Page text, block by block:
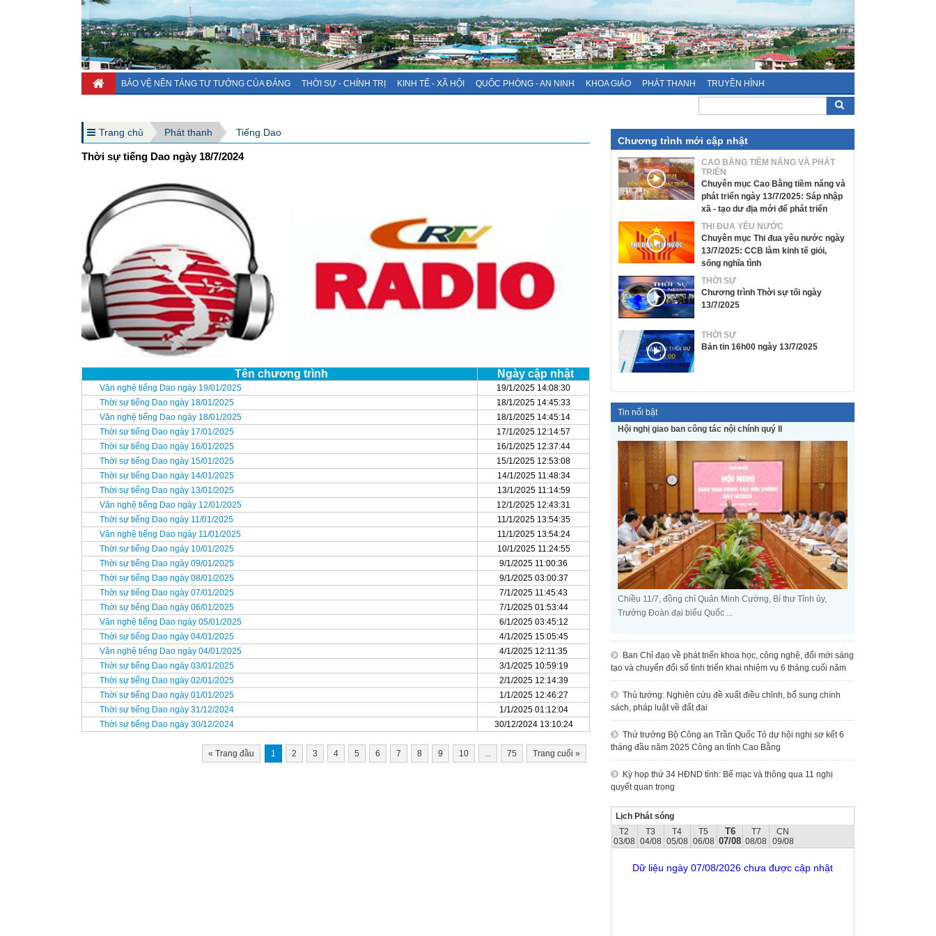
BẢO VỆ NỀN TẢNG TƯ TƯỞNG CỦA ĐẢNG THỜI SỰ - CHÍNH TRỊ KINH TẾ - XÃ HỘI QUỐC PHÒNG - AN NINH KHOA GIÁO PHÁT THANH TRUYỀN HÌNH
Trang chủ Phát thanh Tiếng Dao
Thời sự tiếng Dao ngày 18/7/2024
Tên chương trình Ngày cập nhật
Văn nghệ tiếng Dao ngày 19/01/2025
19/1/2025 14:08:30
Thời sự tiếng Dao ngày 18/01/2025
18/1/2025 14:45:33
Văn nghệ tiếng Dao ngày 18/01/2025
18/1/2025 14:45:14
Thời sự tiếng Dao ngày 17/01/2025
17/1/2025 12:14:57
Thời sự tiếng Dao ngày 16/01/2025
16/1/2025 12:37:44
Thời sự tiếng Dao ngày 15/01/2025
15/1/2025 12:53:08
Thời sự tiếng Dao ngày 14/01/2025
14/1/2025 11:48:34
Thời sự tiếng Dao ngày 13/01/2025
13/1/2025 11:14:59
Văn nghệ tiếng Dao ngày 12/01/2025
12/1/2025 12:43:31
Thời sự tiếng Dao ngày 11/01/2025
11/1/2025 13:54:35
Văn nghệ tiếng Dao ngày 11/01/2025
11/1/2025 13:54:24
Thời sự tiếng Dao ngày 10/01/2025
10/1/2025 11:24:55
Thời sự tiếng Dao ngày 09/01/2025
9/1/2025 11:00:36
Thời sự tiếng Dao ngày 08/01/2025
9/1/2025 03:00:37
Thời sự tiếng Dao ngày 07/01/2025
7/1/2025 11:45:43
Thời sự tiếng Dao ngày 06/01/2025
7/1/2025 01:53:44
Văn nghệ tiếng Dao ngày 05/01/2025
6/1/2025 03:45:12
Thời sự tiếng Dao ngày 04/01/2025
4/1/2025 15:05:45
Văn nghệ tiếng Dao ngày 04/01/2025
4/1/2025 12:11:35
Thời sự tiếng Dao ngày 03/01/2025
3/1/2025 10:59:19
Thời sự tiếng Dao ngày 02/01/2025
2/1/2025 12:14:39
Thời sự tiếng Dao ngày 01/01/2025
1/1/2025 12:46:27
Thời sự tiếng Dao ngày 31/12/2024
1/1/2025 01:12:04
Thời sự tiếng Dao ngày 30/12/2024
30/12/2024 13:10:24
« Trang đầu 1 2 3 4 5 6 7 8 9 10 ... 75 Trang cuối »
Chương trình mới cập nhật
CAO BẰNG TIỀM NĂNG VÀ PHÁT
TRIỂN
Chuyên mục Cao Bằng tiềm năng và
phát triển ngày 13/7/2025: Sáp nhập
xã - tạo dư địa mới để phát triển
THI ĐUA YÊU NƯỚC
Chuyên mục Thi đua yêu nước ngày
13/7/2025: CCB làm kinh tế giỏi,
sống nghĩa tình
THỜI SỰ
Chương trình Thời sự tối ngày
13/7/2025
THỜI SỰ
Bản tin 16h00 ngày 13/7/2025
Tin nổi bật
Hội nghị giao ban công tác nội chính quý II
Chiều 11/7, đồng chí Quản Minh Cường, Bí thư Tỉnh ủy,
Trưởng Đoàn đại biểu Quốc ...
Ban Chỉ đạo về phát triển khoa học, công nghệ, đổi mới sáng
tạo và chuyển đổi số tỉnh triển khai nhiệm vụ 6 tháng cuối năm
Thủ tướng: Nghiên cứu đề xuất điều chỉnh, bổ sung chính
sách, pháp luật về đất đai
Thứ trưởng Bộ Công an Trần Quốc Tỏ dự hội nghị sơ kết 6
tháng đầu năm 2025 Công an tỉnh Cao Bằng
Kỳ họp thứ 34 HĐND tỉnh: Bế mạc và thông qua 11 nghị
quyết quan trọng
Lịch Phát sóng
T2
03/08
T3
04/08
T4
05/08
T5
06/08
T6
07/08
T7
08/08
CN
09/08
Dữ liệu ngày 07/08/2026 chưa được cập nhật